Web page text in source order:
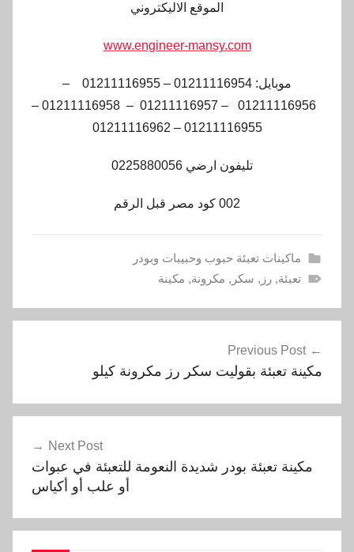
الموقع الاليكتروني
www.engineer-mansy.com
موبايل: 01211116954 – 01211116955 –
01211116956 – 01211116957 – 01211116958 –
01211116955 – 01211116962
تليفون ارضي 0225880056
002 كود مصر قبل الرقم
ماكينات تعبئة حبوب وحبيبات وبودر
تعبئة,رز , سكر , مكرونة, مكينة
المقالات
Previous Post
مكينة تعبئة بقوليت سكر رز مكرونة كيلو
Next Post
مكينة تعبئة بودر شديدة النعومة للتعبئة في عبوات
أو علب أو أكياس